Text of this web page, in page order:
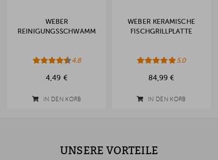
WEBER
REINIGUNGSSCHWAMM
4.8
4,49 €
IN DEN KORB
WEBER KERAMISCHE
FISCHGRILLPLATTE
5.0
84,99 €
IN DEN KORB
UNSERE VORTEILE